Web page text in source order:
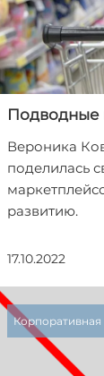
Подводные
Вероника
поделилась
развитию.
17.10.2022
Корпоративная